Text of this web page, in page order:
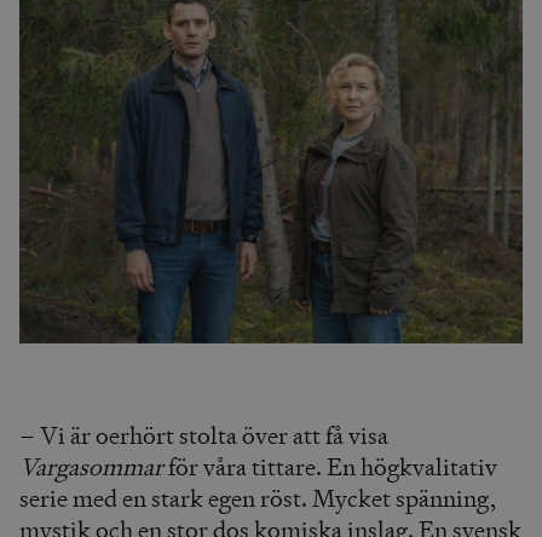
– Vi är oerhört stolta över att få visa
Vargasommarför våra tittare. En högkvalitativ
serie med en stark egen röst. Mycket spänning,
mystik och en stor dos komiska inslag. En svensk